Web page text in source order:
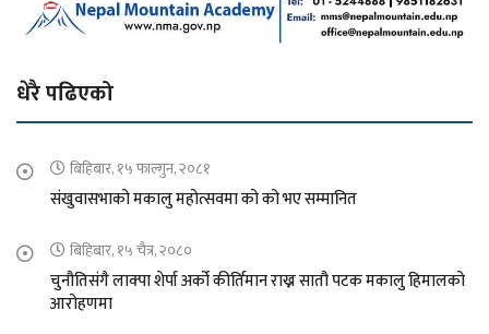
धेरै पढिएको
बिहिबार, १५ फाल्गुन, २०८१
संखुवासभाको मकालु महोत्सवमा को को भए सम्मानित
बिहिबार, १५ चैत्र, २०८०
चुनौतिसंगै लाक्पा शेर्पा अर्को कीर्तिमान राख्न सातौ पटक मकालु हिमालको
आरोहणमा